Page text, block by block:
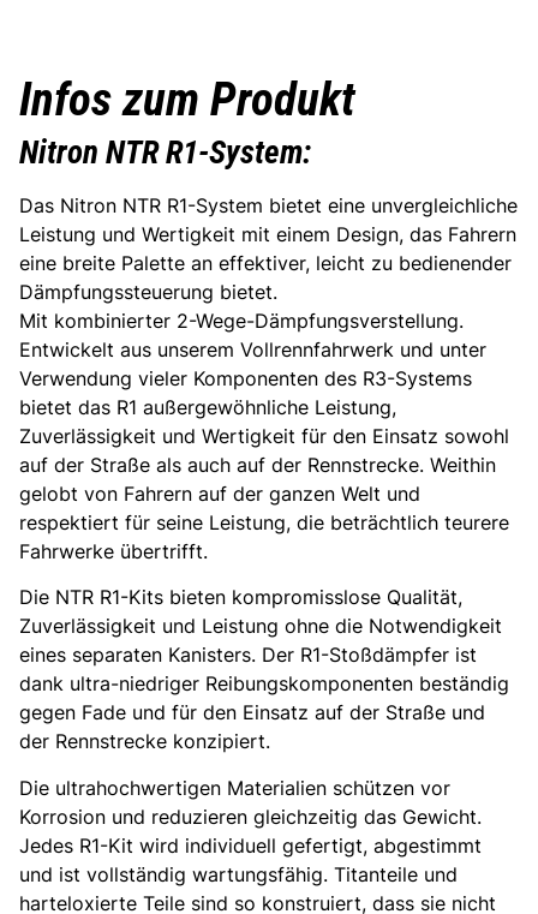
Infos zum Produkt
Nitron NTR R1-System:
Das Nitron NTR R1-System bietet eine unvergleichliche
Leistung und Wertigkeit mit einem Design, das Fahrern
eine breite Palette an effektiver, leicht zu bedienender
Dämpfungssteuerung bietet.
Mit kombinierter 2-Wege-Dämpfungsverstellung.
Entwickelt aus unserem Vollrennfahrwerk und unter
Verwendung vieler Komponenten des R3-Systems
bietet das R1 außergewöhnliche Leistung,
Zuverlässigkeit und Wertigkeit für den Einsatz sowohl
auf der Straße als auch auf der Rennstrecke. Weithin
gelobt von Fahrern auf der ganzen Welt und
respektiert für seine Leistung, die beträchtlich teurere
Fahrwerke übertrifft.
Die NTR R1-Kits bieten kompromisslose Qualität,
Zuverlässigkeit und Leistung ohne die Notwendigkeit
eines separaten Kanisters. Der R1-Stoßdämpfer ist
dank ultra-niedriger Reibungskomponenten beständig
gegen Fade und für den Einsatz auf der Straße und
der Rennstrecke konzipiert.
Die ultrahochwertigen Materialien schützen vor
Korrosion und reduzieren gleichzeitig das Gewicht.
Jedes R1-Kit wird individuell gefertigt, abgestimmt
und ist vollständig wartungsfähig. Titanteile und
harteloxierte Teile sind so konstruiert, dass sie nicht